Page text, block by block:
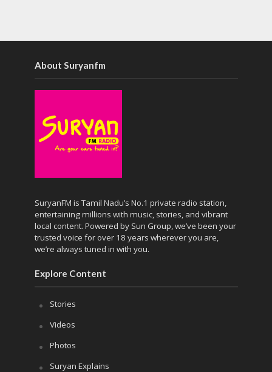
About Suryanfm
SuryanFM is Tamil Nadu’s No.1 private radio station,
entertaining millions with music, stories, and vibrant
local content. Powered by Sun Group, we’ve been your
trusted voice for over 18 years wherever you are,
we’re always tuned in with you.
Explore Content
Stories
Videos
Photos
Suryan Explains